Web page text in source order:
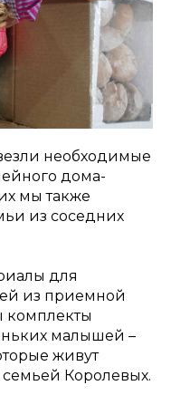
необходимые
дома-
мы также
из соседних
для
из приемной
комплекты
малышей –
живут
семьей Королевых.